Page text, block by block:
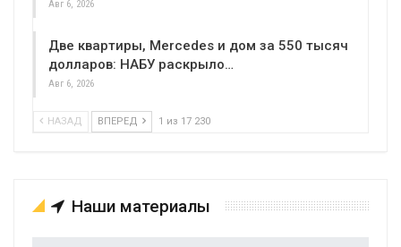
Авг 6, 2026
Две квартиры, Mercedes и дом за 550 тысяч
долларов: НАБУ раскрыло…
Авг 6, 2026
НАЗАД ВПЕРЕД 1 из 17 230
Наши материалы